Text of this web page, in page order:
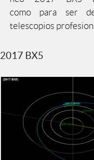
como para ser
telescopios
2017 BX5